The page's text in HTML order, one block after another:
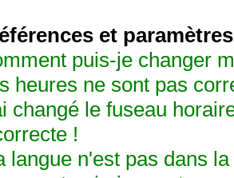
et
puis-je changer
heures ne sont pas
changé le fuseau
!
langue n'est pas dans